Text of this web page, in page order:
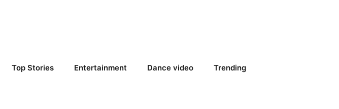
Top Stories Entertainment Dance video Trending